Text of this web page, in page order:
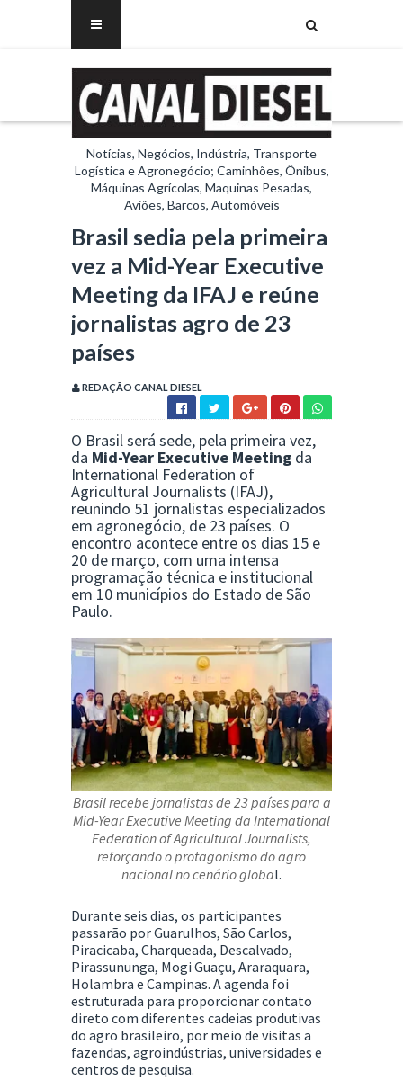
Notícias, Negócios, Indústria, Transporte
Logística e Agronegócio; Caminhões, Ônibus,
Máquinas Agrícolas, Maquinas Pesadas,
Aviões, Barcos, Automóveis
Brasil sedia pela primeira
vez a Mid-Year Executive
Meeting da IFAJ e reúne
jornalistas agro de 23
países
REDAÇÃO CANAL DIESEL
O Brasil será sede, pela primeira vez,
da Mid-Year Executive Meeting da
International Federation of
Agricultural Journalists (IFAJ),
reunindo 51 jornalistas especializados
em agronegócio, de 23 países. O
encontro acontece entre os dias 15 e
20 de março, com uma intensa
programação técnica e institucional
em 10 municípios do Estado de São
Paulo.
Brasil recebe jornalistas de 23 países para a
Mid-Year Executive Meeting da International
Federation of Agricultural Journalists,
reforçando o protagonismo do agro
nacional no cenário global.
Durante seis dias, os participantes
passarão por Guarulhos, São Carlos,
Piracicaba, Charqueada, Descalvado,
Pirassununga, Mogi Guaçu, Araraquara,
Holambra e Campinas. A agenda foi
estruturada para proporcionar contato
direto com diferentes cadeias produtivas
do agro brasileiro, por meio de visitas a
fazendas, agroindústrias, universidades e
centros de pesquisa.